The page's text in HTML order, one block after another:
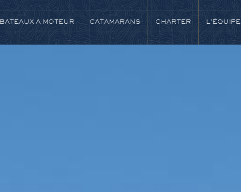
BATEAUX A MOTEUR CATAMARANS CHARTER L'ÉQUIPE